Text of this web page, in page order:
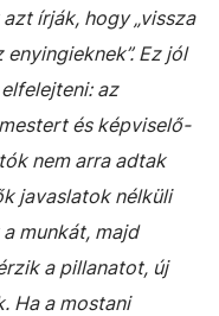
írják, hogy „vissza
Ez jól
az
és képviselő-
nem arra adtak
javaslatok nélküli
munkát, majd
a pillanatot, új
Ha a mostani